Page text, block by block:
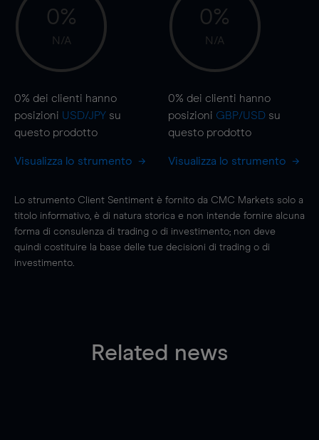
0%
N/A
0% dei clienti hanno
posizioni USD/JPY su
questo prodotto
Visualizza lo strumento
0%
N/A
0% dei clienti hanno
posizioni GBP/USDsu
questo prodotto
Visualizza lo strumento
Lo strumento Client Sentiment è fornito da CMC Markets solo a
titolo informativo, è di natura storica e non intende fornire alcuna
forma di consulenza di trading o di investimento; non deve
quindi costituire la base delle tue decisioni di trading o di
investimento.
Related news